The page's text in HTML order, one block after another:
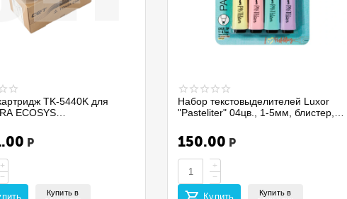
TK-5440K для
ECOSYS
(CET) Black,
Afr), 70г, 2800 стр.,
Р
+
−
Купить в
Набор текстовыделителей Luxor
"Pasteliter" 04цв., 1-5мм, блистер,
150.00 Р
+
−
Купить
Купить в